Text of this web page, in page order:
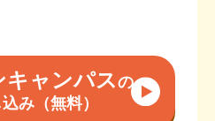
ャンパスの
み（無料）